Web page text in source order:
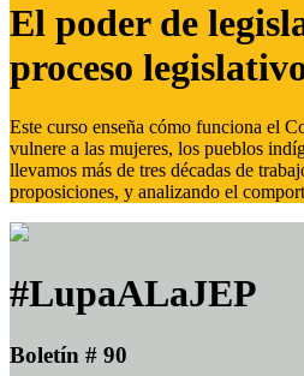
El poder de
proceso
Este curso enseña cómo funciona el
vulnere a las mujeres, los pueblos
llevamos más de tres décadas de
proposiciones, y analizando el
#LupaALaJEP
Boletín # 90